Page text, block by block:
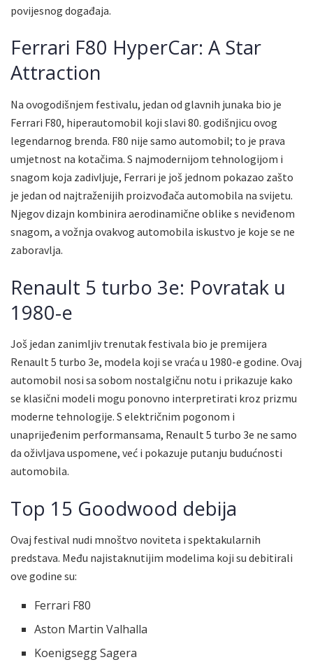
povijesnog događaja.
Ferrari F80 HyperCar: A Star
Attraction
Na ovogodišnjem festivalu, jedan od glavnih junaka bio je
Ferrari F80, hiperautomobil koji slavi 80. godišnjicu ovog
legendarnog brenda. F80 nije samo automobil; to je prava
umjetnost na kotačima. S najmodernijom tehnologijom i
snagom koja zadivljuje, Ferrari je još jednom pokazao zašto
je jedan od najtraženijih proizvođača automobila na svijetu.
Njegov dizajn kombinira aerodinamične oblike s neviđenom
snagom, a vožnja ovakvog automobila iskustvo je koje se ne
zaboravlja.
Renault 5 turbo 3e: Povratak u
1980-e
Još jedan zanimljiv trenutak festivala bio je premijera
Renault 5 turbo 3e, modela koji se vraća u 1980-e godine. Ovaj
automobil nosi sa sobom nostalgičnu notu i prikazuje kako
se klasični modeli mogu ponovno interpretirati kroz prizmu
moderne tehnologije. S električnim pogonom i
unaprijeđenim performansama, Renault 5 turbo 3e ne samo
da oživljava uspomene, već i pokazuje putanju budućnosti
automobila.
Top 15 Goodwood debija
Ovaj festival nudi mnoštvo noviteta i spektakularnih
predstava. Među najistaknutijim modelima koji su debitirali
ove godine su:
Ferrari F80
Aston Martin Valhalla
Koenigsegg Sagera